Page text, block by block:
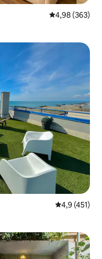
Prosječna
4,98 (363)
Prosječna
4,9 (451)